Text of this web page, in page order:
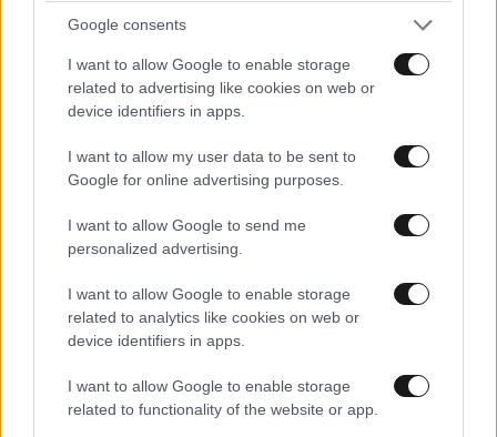
Google consents
I want to allow Google to enable storage
related to advertising like cookies on web or
device identifiers in apps.
I want to allow my user data to be sent to
Google for online advertising purposes.
I want to allow Google to send me
personalized advertising.
I want to allow Google to enable storage
related to analytics like cookies on web or
device identifiers in apps.
I want to allow Google to enable storage
related to functionality of the website or app.
νοσηλεύτρια στον Ερυθρό Σταυρό: Κάτω τα
χέρια από το προσωπικό του ΕΣΥ
Θανάσης Κοντογεώργης: «Η φετινή ΔΕΘ είναι